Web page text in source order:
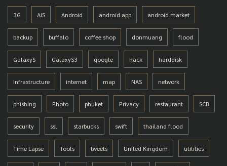
3G AIS Android android app android market
backup buffalo coffee shop donmuang flood
GalaxyS GalaxyS3 google hack harddisk
Infrastructure internet map NAS network
phishing Photo phuket Privacy restaurant SCB
security ssl starbucks swift thailand flood
Time Lapse Tools tweets United Kingdom utilities